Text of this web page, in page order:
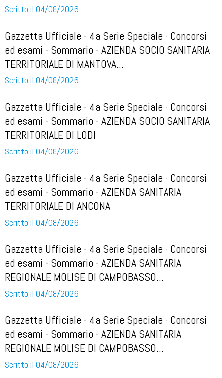
Scritto il 04/08/2026
Gazzetta Ufficiale - 4a Serie Speciale - Concorsi
ed esami - Sommario - AZIENDA SOCIO SANITARIA
TERRITORIALE DI MANTOVA...
Scritto il 04/08/2026
Gazzetta Ufficiale - 4a Serie Speciale - Concorsi
ed esami - Sommario - AZIENDA SOCIO SANITARIA
TERRITORIALE DI LODI
Scritto il 04/08/2026
Gazzetta Ufficiale - 4a Serie Speciale - Concorsi
ed esami - Sommario - AZIENDA SANITARIA
TERRITORIALE DI ANCONA
Scritto il 04/08/2026
Gazzetta Ufficiale - 4a Serie Speciale - Concorsi
ed esami - Sommario - AZIENDA SANITARIA
REGIONALE MOLISE DI CAMPOBASSO...
Scritto il 04/08/2026
Gazzetta Ufficiale - 4a Serie Speciale - Concorsi
ed esami - Sommario - AZIENDA SANITARIA
REGIONALE MOLISE DI CAMPOBASSO...
Scritto il 04/08/2026